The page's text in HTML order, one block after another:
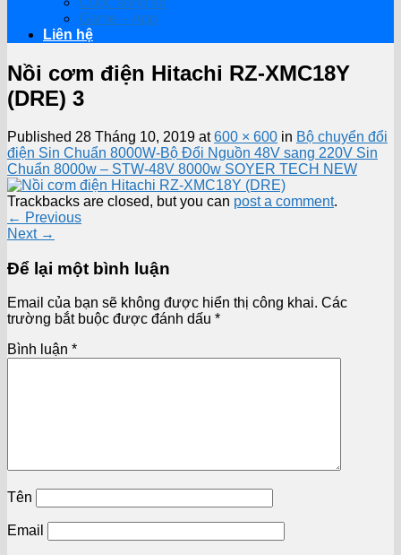
Game – App
Liên hệ
Nồi cơm điện Hitachi RZ-XMC18Y
(DRE) 3
Published 28 Tháng 10, 2019 at600 × 600 in Bộ chuyển đổi
điện Sin Chuẩn 8000W-Bộ Đổi Nguồn 48V sang 220V Sin
Chuẩn 8000w – STW-48V 8000w SOYER TECH NEW
Trackbacks are closed, but you can post a comment.
← Previous
Next →
Để lại một bình luận
Email của bạn sẽ không được hiển thị công khai. Các
trường bắt buộc được đánh dấu *
Bình luận *
Tên
Email